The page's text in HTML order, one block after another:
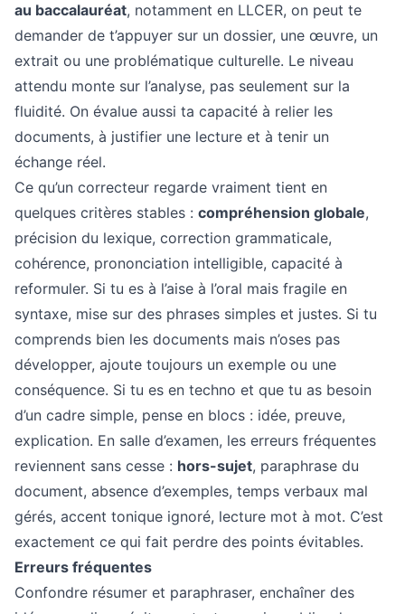
au baccalauréat, notamment en LLCER, on peut te
demander de t’appuyer sur un dossier, une œuvre, un
extrait ou une problématique culturelle. Le niveau
attendu monte sur l’analyse, pas seulement sur la
fluidité. On évalue aussi ta capacité à relier les
documents, à justifier une lecture et à tenir un
échange réel.
Ce qu’un correcteur regarde vraiment tient en
quelques critères stables : compréhension globale,
précision du lexique, correction grammaticale,
cohérence, prononciation intelligible, capacité à
reformuler. Si tu es à l’aise à l’oral mais fragile en
syntaxe, mise sur des phrases simples et justes. Si tu
comprends bien les documents mais n’oses pas
développer, ajoute toujours un exemple ou une
conséquence. Si tu es en techno et que tu as besoin
d’un cadre simple, pense en blocs : idée, preuve,
explication. En salle d’examen, les erreurs fréquentes
reviennent sans cesse : hors-sujet, paraphrase du
document, absence d’exemples, temps verbaux mal
gérés, accent tonique ignoré, lecture mot à mot. C’est
exactement ce qui fait perdre des points évitables.
Erreurs fréquentes
Confondre résumer et paraphraser, enchaîner des